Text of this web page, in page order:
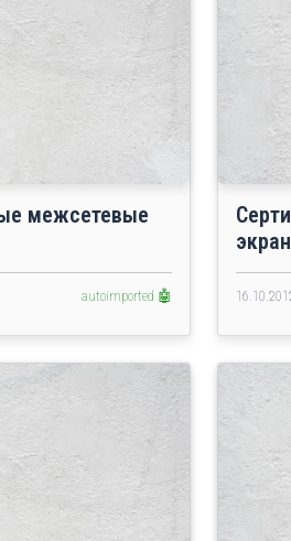
межсетевые
autoimported 🤖